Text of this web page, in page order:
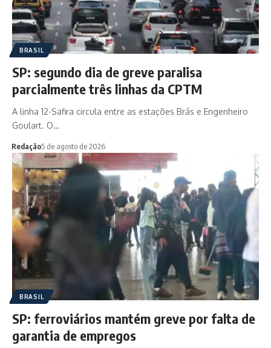
BRASIL
SP: segundo dia de greve paralisa
parcialmente três linhas da CPTM
A linha 12-Safira circula entre as estações Brás e Engenheiro
Goulart. O…
Redação5 de agosto de 2026
BRASIL
SP: ferroviários mantém greve por falta de
garantia de empregos